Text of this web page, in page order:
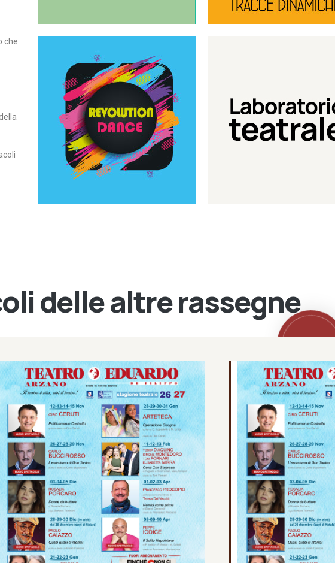
che
Revolution Dance
Rassegna di danza
contemporanea – I Edizione
Continua
Laboratorio di teatro del
Teatro Eduardo de Filippo
delle altre rassegne